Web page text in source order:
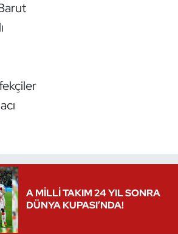
A MİLLİ TAKIM 24 YIL SONRA
DÜNYA KUPASI’NDA!
Fitness